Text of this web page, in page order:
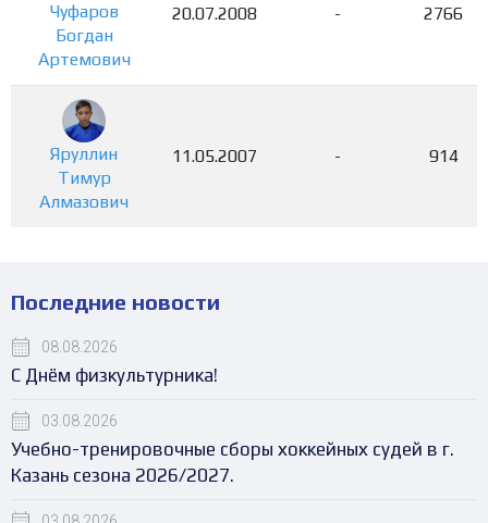
Чуфаров
Богдан
Артемович
20.07.2008 - 2766
Яруллин
Тимур
Алмазович
11.05.2007 - 914
Последние новости
08.08.2026
С Днём физкультурника!
03.08.2026
Учебно-тренировочные сборы хоккейных судей в г.
Казань сезона 2026/2027.